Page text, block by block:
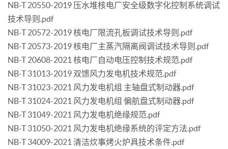
NB-T 20550-2019 压水堆核电厂安全级数字化控制系统调试
技术导则.pdf
NB-T 20572-2019 核电厂限流孔板调试技术导则.pdf
NB-T 20573-2019 核电厂主蒸汽隔离阀调试技术导则.pdf
NB-T 20608-2021 核电厂自动电压控制技术规范.pdf
NB-T 31013-2019 双馈风力发电机技术规范.pdf
NB-T 31023-2021 风力发电机组 主轴盘式制动器.pdf
NB-T 31024-2021 风力发电机组 偏航盘式制动器.pdf
NB-T 31049-2021 风力发电机绝缘规范.pdf
NB-T 31050-2021 风力发电机绝缘系统的评定方法.pdf
NB-T 34009-2021 清洁炊事烤火炉具技术条件.pdf